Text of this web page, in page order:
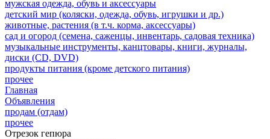
мужская одежда, обувь и аксессуары
детский мир (коляски, одежда, обувь, игрушки и др.)
животные, растения (в т.ч. корма, аксессуары)
сад и огород (семена, саженцы, инвентарь, садовая техника)
музыкальные инструменты, канцтовары, книги, журналы,
диски (CD, DVD)
продукты питания (кроме детского питания)
прочее
Главная
Объявления
продам (отдам)
прочее
Отрезок гепюра